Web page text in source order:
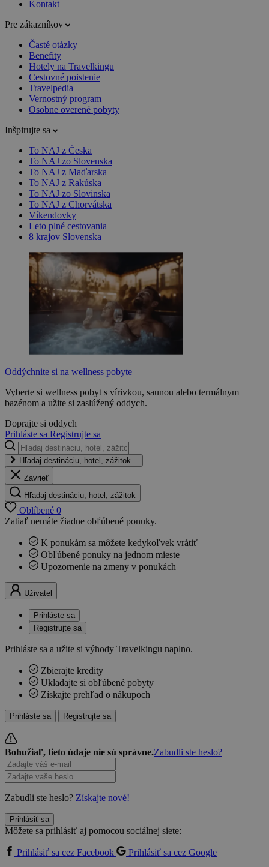
Kontakt
Pre zákazníkov
Časté otázky
Benefity
Hotely na Travelkingu
Cestovné poistenie
Travelpedia
Vernostný program
Osobne overené pobyty
Inšpirujte sa
To NAJ z Česka
To NAJ zo Slovenska
To NAJ z Maďarska
To NAJ z Rakúska
To NAJ zo Slovinska
To NAJ z Chorvátska
Víkendovky
Leto plné cestovania
8 krajov Slovenska
Oddýchnite si na wellness pobyte
Vyberte si wellness pobyt s vírivkou, saunou alebo termálnym
bazénom a užite si zaslúžený oddych.
Doprajte si oddych
Prihláste sa Registrujte sa
Hľadaj destináciu, hotel, zážitok...
Zavrieť
Hľadaj destináciu, hotel, zážitok
Oblíbené 0
Zatiaľ nemáte žiadne obľúbené ponuky.
K ponukám sa môžete kedykoľvek vrátiť
Obľúbené ponuky na jednom mieste
Upozornenie na zmeny v ponukách
Uživatel
Prihláste sa
Registrujte sa
Prihláste sa a užite si výhody Travelkingu naplno.
Zbierajte kredity
Ukladajte si obľúbené pobyty
Získajte prehľad o nákupoch
Prihláste sa Registrujte sa
Bohužiaľ, tieto údaje nie sú správne.Zabudli ste heslo?
Zabudli ste heslo? Získajte nové!
Prihlásiť sa
Môžete sa prihlásiť aj pomocou sociálnej siete:
Prihlásiť sa cez Facebook
Prihlásiť sa cez Google